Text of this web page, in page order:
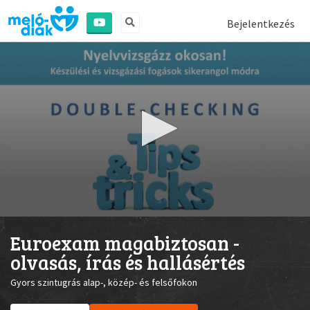
Bejelentkezés
30
seconds
Euroexam magabiztosan -
olvasás, írás és hallásértés
Gyors szintugrás alap-, közép- és felsőfokon